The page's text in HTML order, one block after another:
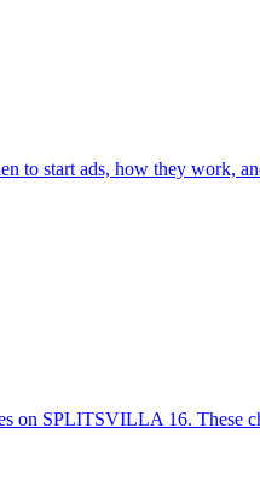
to start ads, how they work,
on SPLITSVILLA 16. These